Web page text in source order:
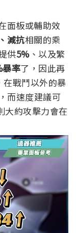
面板或輔助效
減抗相關的乘
供5%、以及繁
暴率了，因此再
戰鬥以外的暴
而速度建議可
大約攻擊力會在